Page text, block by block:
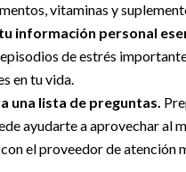
vitaminas y
información personal
de estrés
en tu vida.
una lista de preguntas.
ayudarte a aprovechar al
el proveedor de atención